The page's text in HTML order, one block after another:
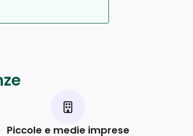
Piccole e medie imprese